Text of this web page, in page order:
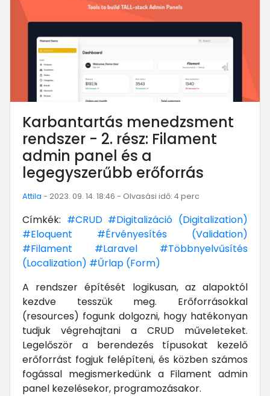
Karbantartás menedzsment
rendszer - 2. rész: Filament
admin panel és a
legegyszerűbb erőforrás
Attila - 2023. 09. 14. 18:46 - Olvasási idő: 4 perc
Címkék: #CRUD #Digitalizáció (Digitalization)
#Eloquent
#Érvényesítés (Validation)
#Filament
#Laravel
#Többnyelvűsítés
(Localization) #Űrlap (Form)
A rendszer építését logikusan, az alapoktól
kezdve tesszük meg. Erőforrásokkal
(resources) fogunk dolgozni, hogy hatékonyan
tudjuk végrehajtani a CRUD műveleteket.
Legelőször a berendezés típusokat kezelő
erőforrást fogjuk felépíteni, és közben számos
fogással megismerkedünk a Filament admin
panel kezelésekor, programozásakor.